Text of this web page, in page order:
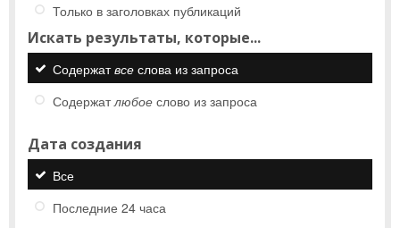
Только в заголовках публикаций
Искать результаты, которые...
Содержатвсе слова из запроса
Содержатлюбое слово из запроса
Дата создания
Все
Последние 24 часа